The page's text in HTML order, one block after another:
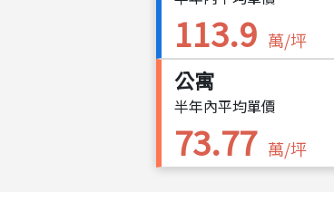
113.9 萬/坪
公寓
半年內平均單價
73.77 萬/坪